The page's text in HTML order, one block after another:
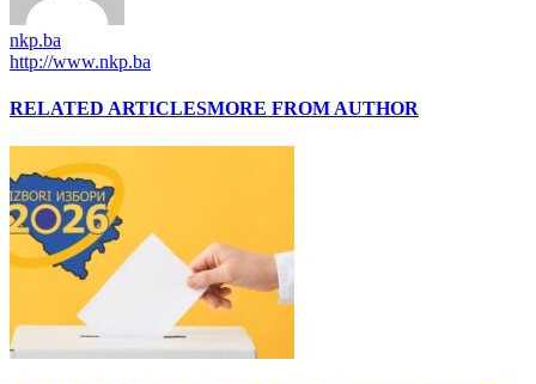
nkp.ba
http://www.nkp.ba
RELATED ARTICLESMORE FROM AUTHOR